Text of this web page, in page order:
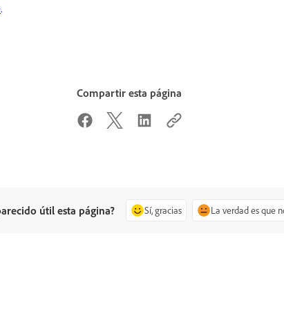
.
Compartir esta página
útil esta página? Sí, gracias La verdad es que